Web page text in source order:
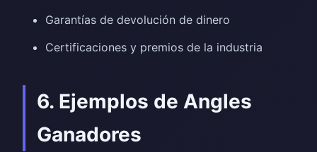
Garantías de devolución de dinero
Certificaciones y premios de la industria
6. Ejemplos de Angles
Ganadores